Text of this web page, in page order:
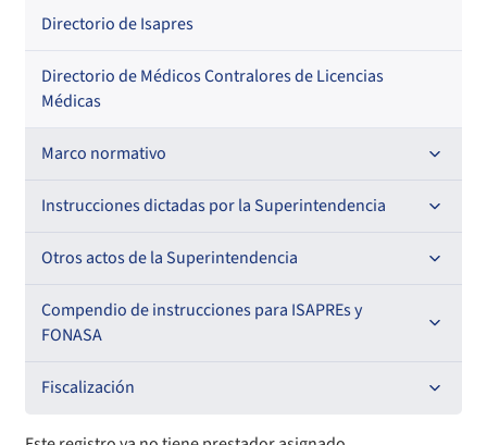
Por especialidad
Directorio de Isapres
Directorio de Médicos Contralores de Licencias
Médicas
Marco normativo
Leyes
Decretos con Fuerza de Ley
Decretos
Instrucciones dictadas por la Superintendencia
Para ISAPREs y FONASA
Circulares
Para Prestadores Institucionales
Otros actos de la Superintendencia
Antecedentes preparatorios de normas que afecten a
EMT Ley N° 20.416
Comisión Evaluadora de Licitaciones Públicas
Convenios de colaboración
Compendio de instrucciones para ISAPREs y
FONASA
Compendio Beneficios
Compendio de Archivos Maestros
Fiscalización
Informes de fiscalización